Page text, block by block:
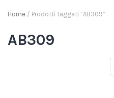
Home / Prodotti taggati “AB309”
AB309